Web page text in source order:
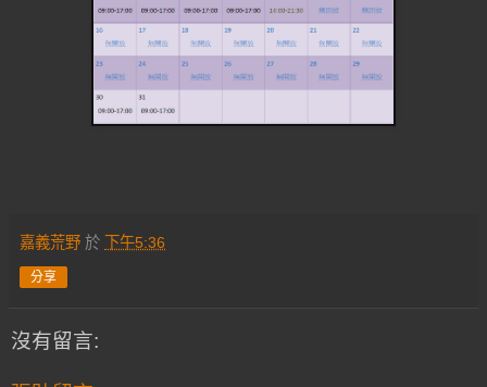
嘉義荒野 於 下午5:36
分享
沒有留言: